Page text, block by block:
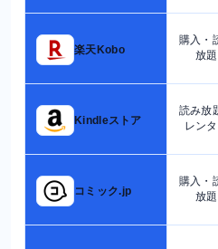
楽天Kobo
購入・
放題
Kindleストア
読み放
レン
コミック.jp
購入・
放題